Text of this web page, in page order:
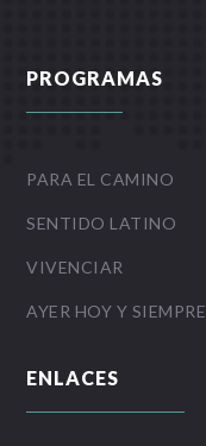
PROGRAMAS
PARA EL CAMINO
SENTIDO LATINO
VIVENCIAR
AYER HOY Y SIEMPRE
ENLACES